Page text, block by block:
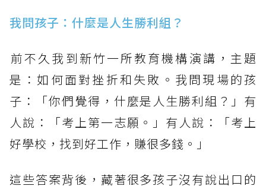
我問孩子：什麼是人生勝利組？
​前不久我到新竹一所教育機構演講，主題
是：如何面對挫折和失敗。我問現場的孩
子：「你們覺得，什麼是人生勝利組？」有
人說：「考上第一志願。」有人說：「考上
好學校，找到好工作，賺很多錢。」
這些答案背後，藏著很多孩子沒有說出口的